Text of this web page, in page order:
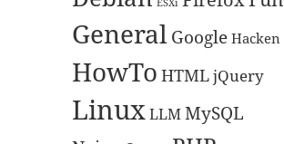
ESXi
GeneralGoogle Hacken
HowTo HTMLjQuery
LinuxLLMMySQL